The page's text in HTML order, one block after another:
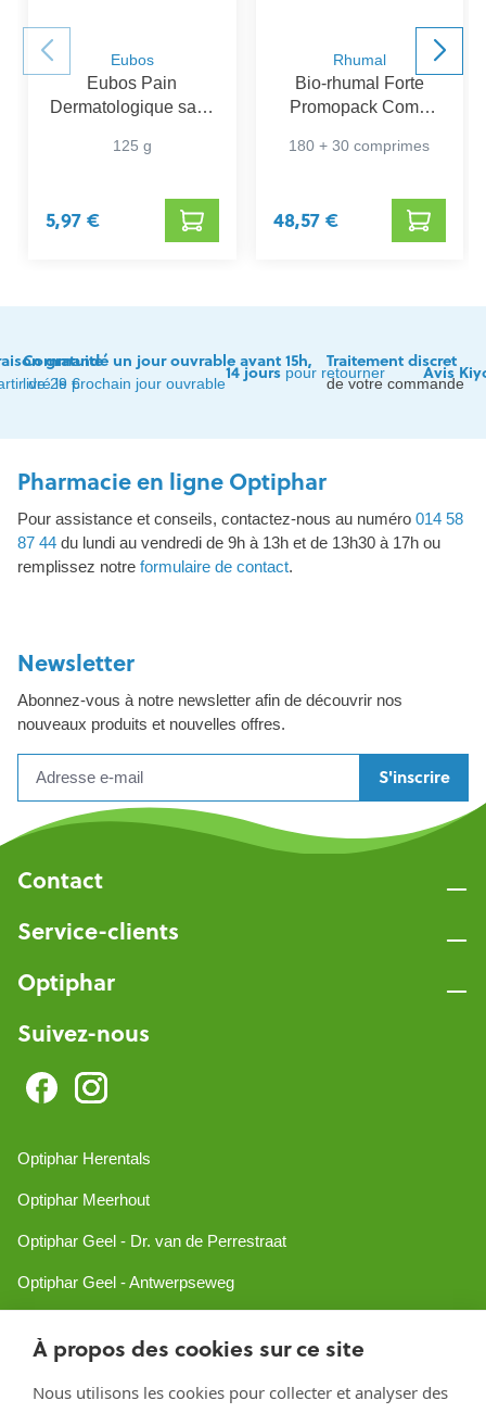
À propos des cookies sur ce site
Nous utilisons les cookies pour collecter et analyser des
Eubos
Eubos Pain
Dermatologique sans
125 g
5,97 €
Rhumal
Bio-rhumal Forte
Promopack Comp
180 + 30 comprimes
48,57 €
gratuite
de 29 €
Commandé un jour ouvrable avant 15h,
livré le prochain jour ouvrable
14 jourspour retourner
Traitement discret
de votre commande
Avis
Pharmacie en ligne Optiphar
Pour assistance et conseils, contactez-nous au numéro 014 58
87 44 du lundi au vendredi de 9h à 13h et de 13h30 à 17h ou
remplissez notre formulaire de contact.
Newsletter
Abonnez-vous à notre newsletter afin de découvrir nos
nouveaux produits et nouvelles offres.
S'inscrire
Contact
Service-clients
Optiphar
Suivez-nous
Optiphar Herentals
Optiphar Meerhout
Optiphar Geel - Dr. van de Perrestraat
Optiphar Geel - Antwerpseweg
Optiphar Mol